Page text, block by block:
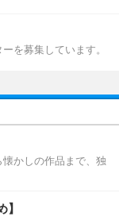
を募集しています。
かしの作品まで、独